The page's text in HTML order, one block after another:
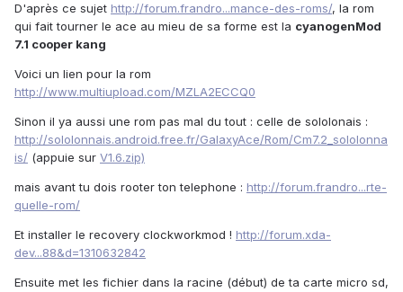
D'après ce sujet http://forum.frandro...mance-des-roms/, la rom
qui fait tourner le ace au mieu de sa forme est la cyanogenMod
7.1 cooper kang
Voici un lien pour la rom
http://www.multiupload.com/MZLA2ECCQ0
Sinon il ya aussi une rom pas mal du tout : celle de sololonais :
http://sololonnais.android.free.fr/GalaxyAce/Rom/Cm7.2_sololonna
is/ (appuie sur V1.6.zip)
mais avant tu dois rooter ton telephone : http://forum.frandro...rte-
quelle-rom/
Et installer le recovery clockworkmod ! http://forum.xda-
dev...88&d=1310632842
Ensuite met les fichier dans la racine (début) de ta carte micro sd,